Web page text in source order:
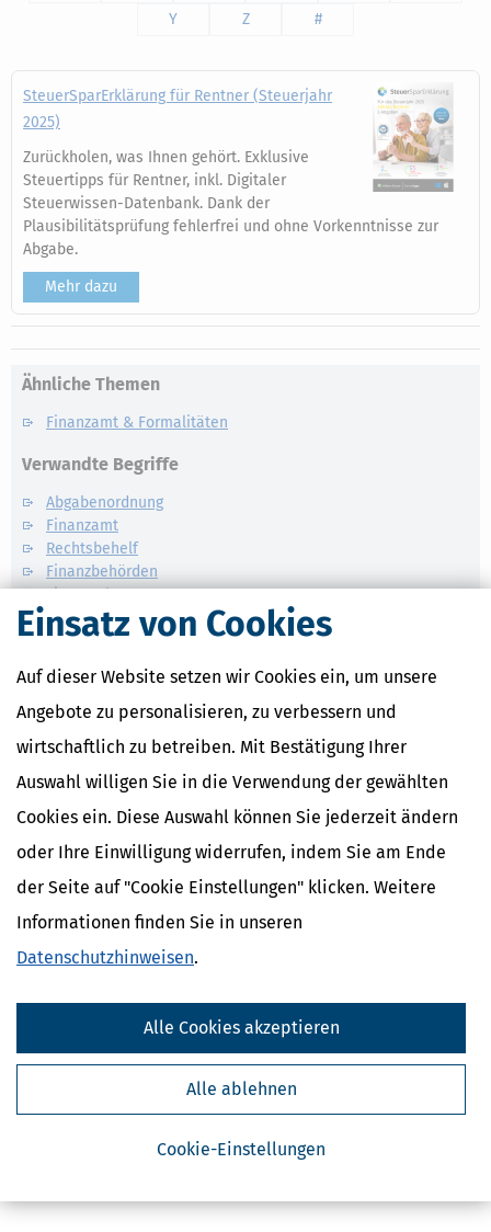
Einsatz von Cookies
Auf dieser Website setzen wir Cookies ein, um unsere
Angebote zu personalisieren, zu verbessern und
wirtschaftlich zu betreiben. Mit Bestätigung Ihrer
Auswahl willigen Sie in die Verwendung der gewählten
Cookies ein. Diese Auswahl können Sie jederzeit ändern
oder Ihre Einwilligung widerrufen, indem Sie am Ende
der Seite auf "Cookie Einstellungen" klicken. Weitere
Informationen finden Sie in unseren
Datenschutzhinweisen.
Cookie-Einstellungen
Alle ablehnen
Alle Cookies akzeptieren
Y
Z #
SteuerSparErklärung für Rentner (Steuerjahr
2025)
Zurückholen, was Ihnen gehört. Exklusive
Steuertipps für Rentner, inkl. Digitaler
Steuerwissen-Datenbank. Dank der
Plausibilitätsprüfung fehlerfrei und ohne Vorkenntnisse zur
Abgabe.
Mehr dazu
Ähnliche Themen
Finanzamt & Formalitäten
Verwandte Begriffe
Abgabenordnung
Finanzamt
Rechtsbehelf
Finanzbehörden
Einspruch
Kostenlose Steuertipps & News
Steuertipps Selbstständige
Geldtipps
von Steuertipps abonnieren. Die
Meine Einwilligung kann ich jederzeit durch